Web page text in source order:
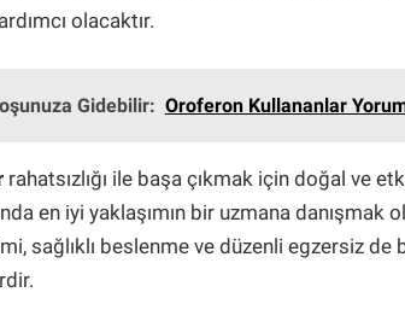
olacaktır.
Gidebilir: Oroferon Kullananlar
rahatsızlığı ile başa çıkmak için doğal ve
en iyi yaklaşımın bir uzmana
sağlıklı beslenme ve düzenli egzersiz